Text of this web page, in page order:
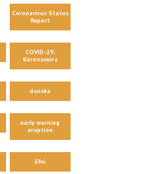
Coronavirus Status
Report
COVID-19;
Kórónaveira
danska
early warning
eruption
Efni